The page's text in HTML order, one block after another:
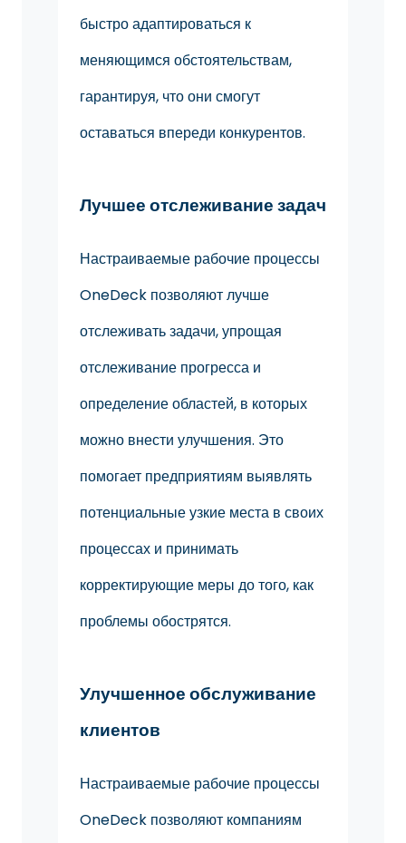
быстро адаптироваться к
меняющимся обстоятельствам,
гарантируя, что они смогут
оставаться впереди конкурентов.
Лучшее отслеживание задач
Настраиваемые рабочие процессы
OneDeck позволяют лучше
отслеживать задачи, упрощая
отслеживание прогресса и
определение областей, в которых
можно внести улучшения. Это
помогает предприятиям выявлять
потенциальные узкие места в своих
процессах и принимать
корректирующие меры до того, как
проблемы обострятся.
Улучшенное обслуживание
клиентов
Настраиваемые рабочие процессы
OneDeck позволяют компаниям